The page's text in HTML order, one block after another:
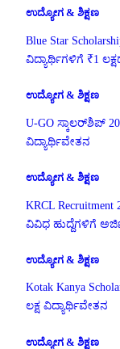
ಉದ್ಯೋಗ & ಶಿಕ್ಷಣ
Blue Star
ವಿದ್ಯಾರ್ಥಿಗಳಿಗೆ ₹1
ಉದ್ಯೋಗ & ಶಿಕ್ಷಣ
U-GO ಸ್ಕಾಲರ್‌ಶಿಪ್
ವಿದ್ಯಾರ್ಥಿವೇತನ
ಉದ್ಯೋಗ & ಶಿಕ್ಷಣ
KRCL
ವಿವಿಧ ಹುದ್ದೆಗಳಿಗೆ
ಉದ್ಯೋಗ & ಶಿಕ್ಷಣ
Kotak Kanya
ಲಕ್ಷ ವಿದ್ಯಾರ್ಥಿವೇತನ
ಉದ್ಯೋಗ & ಶಿಕ್ಷಣ